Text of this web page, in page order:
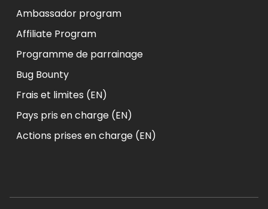
Ambassador program
Affiliate Program
Programme de parrainage
Bug Bounty
Frais et limites (EN)
Pays pris en charge (EN)
Actions prises en charge (EN)